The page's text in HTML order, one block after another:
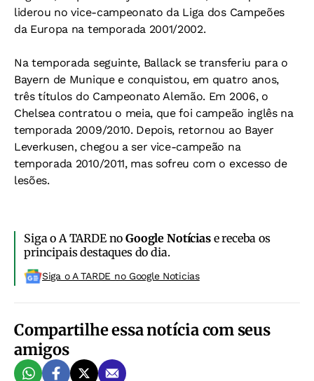
liderou no vice-campeonato da Liga dos Campeões
da Europa na temporada 2001/2002.
Na temporada seguinte, Ballack se transferiu para o
Bayern de Munique e conquistou, em quatro anos,
três títulos do Campeonato Alemão. Em 2006, o
Chelsea contratou o meia, que foi campeão inglês na
temporada 2009/2010. Depois, retornou ao Bayer
Leverkusen, chegou a ser vice-campeão na
temporada 2010/2011, mas sofreu com o excesso de
lesões.
Siga o A TARDE noGoogle Notíciase receba os
principais destaques do dia.
Siga o A TARDE no Google Noticias
Compartilhe essa notícia com seus
amigos